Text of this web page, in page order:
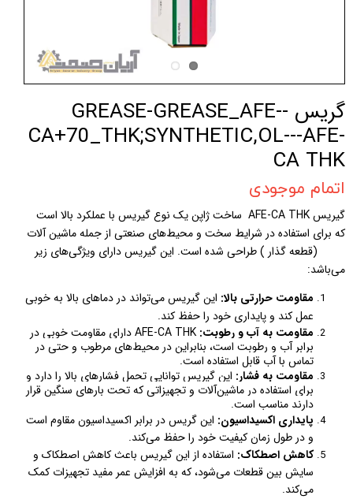
گریس -GREASE-GREASE_AFE-
CA+70_THK;SYNTHETIC,OL---AFE-
CA THK
اتمام موجودی
گیریس AFE-CA THK ساخت ژاپن یک نوع گیریس با عملکرد بالا است
که برای استفاده در شرایط سخت و محیط‌های صنعتی از جمله ماشین آلات
SMT (قطعه گذار ) طراحی شده است. این گیریس دارای ویژگی‌های زیر
می‌باشد:
مقاومت حرارتی بالا: این گیریس می‌تواند در دماهای بالا به خوبی
عمل کند و پایداری خود را حفظ کند.
مقاومت به آب و رطوبت:
AFE-CA THK دارای مقاومت خوبی در
برابر آب و رطوبت است، بنابراین در محیط‌های مرطوب و حتی در
تماس با آب قابل استفاده است.
مقاومت به فشار: این گیریس توانایی تحمل فشارهای بالا را دارد و
برای استفاده در ماشین‌آلات و تجهیزاتی که تحت بارهای سنگین قرار
دارند مناسب است.
پایداری اکسیداسیون: این گریس در برابر اکسیداسیون مقاوم است
و در طول زمان کیفیت خود را حفظ می‌کند.
کاهش اصطکاک: استفاده از این گیریس باعث کاهش اصطکاک و
سایش بین قطعات می‌شود، که به افزایش عمر مفید تجهیزات کمک
می‌کند.